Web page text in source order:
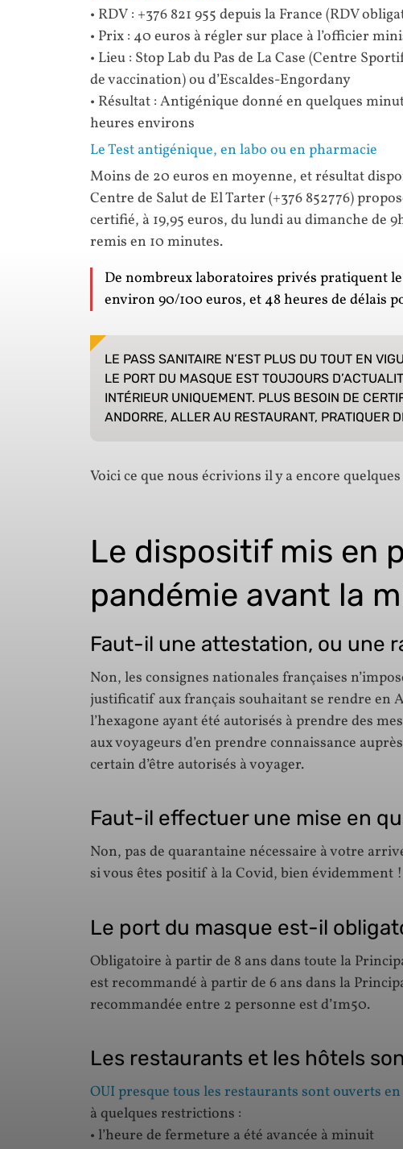
• RDV : +376 821 955 depuis la France (RDV
• Prix : 40 euros à régler sur place à l’officier
• Lieu : Stop Lab du Pas de La Case (Centre
de vaccination) ou d’Escaldes-Engordany
• Résultat : Antigénique donné en quelques
heures environs
Le Test antigénique, en labo ou en pharmacie
Moins de 20 euros en moyenne, et résultat
Centre de Salut de El Tarter (+376 852776)
certifié, à 19,95 euros, du lundi au dimanche de
remis en 10 minutes.
De nombreux laboratoires privés pratiquent
environ 90/100 euros, et 48 heures de délais
LE PASS SANITAIRE N’EST PLUS DU TOUT EN
LE PORT DU MASQUE EST TOUJOURS
INTÉRIEUR UNIQUEMENT. PLUS BESOIN DE
ANDORRE, ALLER AU RESTAURANT, PRATIQUER
Voici ce que nous écrivions il y a encore
Le dispositif mis en
pandémie avant la
Faut-il une attestation, ou une
Non, les consignes nationales françaises
justificatif aux français souhaitant se rendre en
l’hexagone ayant été autorisés à prendre des
aux voyageurs d’en prendre connaissance
certain d’être autorisés à voyager.
Faut-il effectuer une mise en
Non, pas de quarantaine nécessaire à votre
si vous êtes positif à la Covid, bien évidemment !
Le port du masque est-il
Obligatoire à partir de 8 ans dans toute la
est recommandé à partir de 6 ans dans la
recommandée entre 2 personne est d’1m50.
Les restaurants et les hôtels
OUI presque tous les restaurants sont ouverts
à quelques restrictions :
• l’heure de fermeture a été avancée à minuit